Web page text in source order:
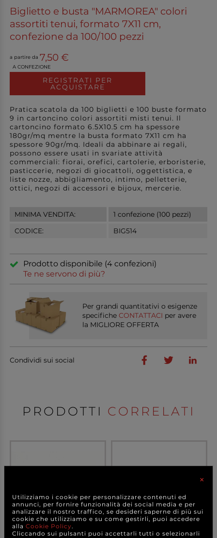
Biglietto e busta "MARMOREA" colori
assortiti tenui, formato 7X11 cm,
confezione da 100/100 pezzi
a partire da 7,50 €
A CONFEZIONE
REGISTRATI PER
ACQUISTARE
Pratica scatola da 100 biglietti e 100 buste formato
9 in cartoncino colori assortiti misti tenui. Il
cartoncino formato 6.5X10.5 cm ha spessore
180gr/mq mentre la busta formato 7X11 cm ha
spessore 90gr/mq. Ideali da abbinare ai regali,
possono essere usati in svariate attività
commerciali: fiorai, orefici, cartolerie, erboristerie,
pasticcerie, negozi di giocattoli, oggettistica, e
liste nozze, abbigliamento, intimo, pelletterie,
ottici, negozi di accessori e bijoux, mercerie.
MINIMA VENDITA:
1 confezione (100 pezzi)
CODICE:
BIG514
Prodotto disponibile (4 confezioni)
Te ne servono di più?
Per grandi quantitativi o esigenze
specifiche CONTATTACI per avere
la MIGLIORE OFFERTA
Condividi sui social
PRODOTTI CORRELATI
×
Utilizziamo i cookie per personalizzare contenuti ed
annunci, per fornire funzionalità dei social media e per
analizzare il nostro traffico, se desideri saperne di più sui
cookie che utilizziamo e su come gestirli, puoi accedere
alla Cookie Policy.
Cliccando sui pulsanti puoi accettarli tutti o selezionarli